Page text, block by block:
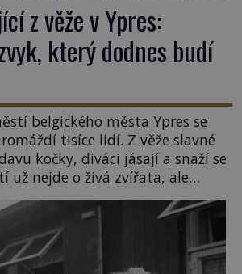
z věže v Ypres:
který dodnes budí
belgického města Ypres se
tisíce lidí. Z věže slavné
kočky, diváci jásají a snaží se
už nejde o živá zvířata, ale
Kdysi to ale bylo jinak.
připomíná jeden z
zároveň nejkrutějších zvyků […]